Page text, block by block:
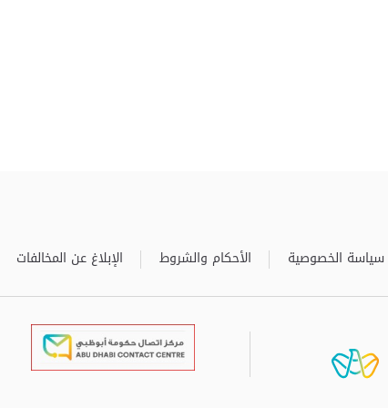
سياسة الخصوصية الأحكام والشروط الإبلاغ عن المخالفات
برعاية